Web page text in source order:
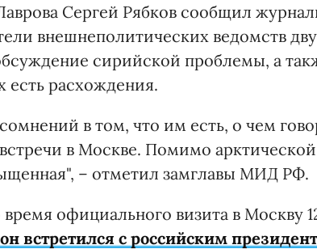
Сергей Рябков сообщил
внешнеполитических ведомств
сирийской проблемы, а
есть расхождения.
в том, что им есть, о чем
в Москве. Помимо
– отметил замглавы МИД РФ.
официального визита в Москву
встретился с российским